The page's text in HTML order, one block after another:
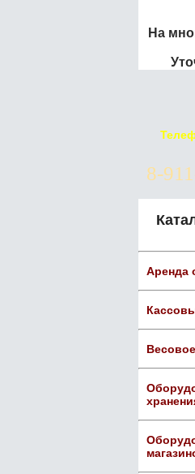
На
8-
Аренда